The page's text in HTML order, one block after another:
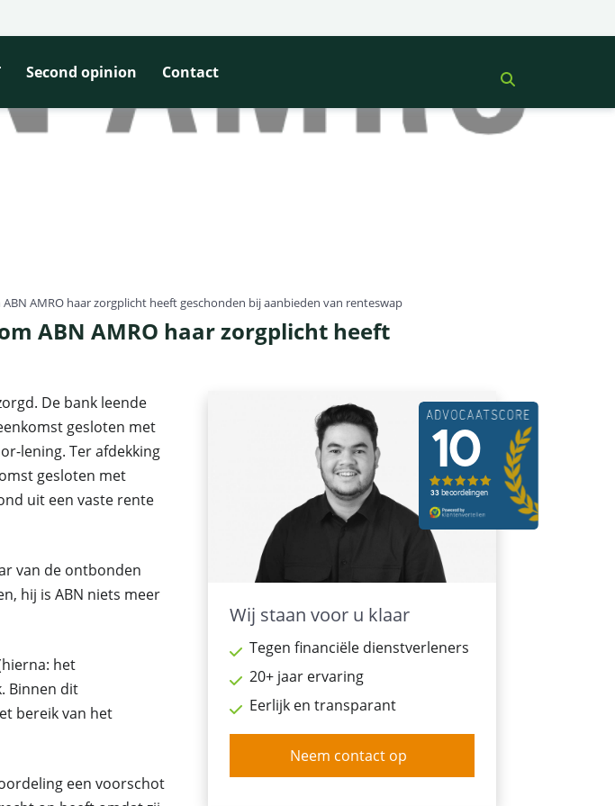
Second opinion Contact
AMRO haar zorgplicht heeft geschonden bij aanbieden van renteswap
ABN AMRO haar zorgplicht heeft
De bank leende
gesloten met
lening. Ter afdekking
gesloten met
uit een vaste rente
van de ontbonden
hij is ABN niets meer
het
Binnen dit
bereik van het
een voorschot
Wij staan voor u klaar
Tegen financiële dienstverleners
20+ jaar ervaring
Eerlijk en transparant
Neem contact op